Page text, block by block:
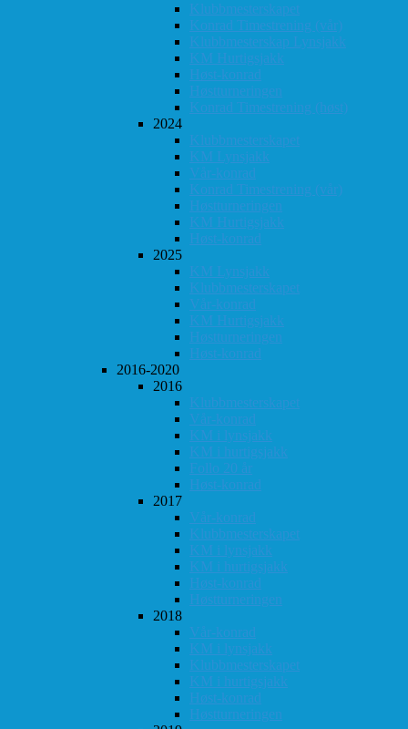
Klubbmesterskapet
Konrad Timestrening (vår)
Klubbmesterskap Lynsjakk
KM Hurtigsjakk
Høst-konrad
Høstturneringen
Konrad Timestrening (høst)
2024
Klubbmesterskapet
KM Lynsjakk
Vår-konrad
Konrad Timestrening (vår)
Høstturneringen
KM Hurtigsjakk
Høst-konrad
2025
KM Lynsjakk
Klubbmesterskapet
Vår-konrad
KM Hurtigsjakk
Høstturneringen
Høst-konrad
2016-2020
2016
Klubbmesterskapet
Vår-konrad
KM i lynsjakk
KM i hurtigsjakk
Follo 20 år
Høst-konrad
2017
Vår-konrad
Klubbmesterskapet
KM i lynsjakk
KM i hurtigsjakk
Høst-konrad
Høstturneringen
2018
Vår-konrad
KM i lynsjakk
Klubbmesterskapet
KM i hurtigsjakk
Høst-konrad
Høstturneringen